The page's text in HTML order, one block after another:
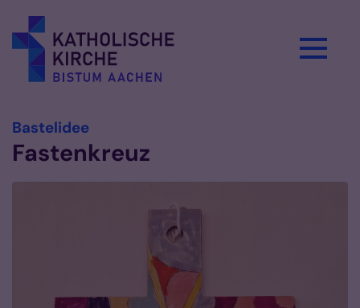
Bastelidee:
Fastenkreuz